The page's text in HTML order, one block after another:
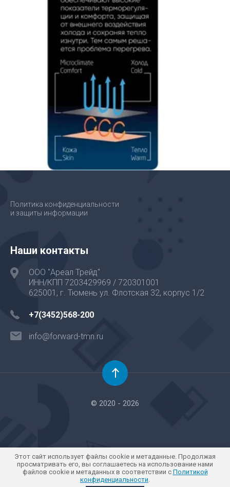
Этот сайт использует файлы cookie и метаданные. Продолжая
просматривать его, вы соглашаетесь на использование нами
файлов cookie и метаданных в соответствии с Политикой
конфиденциальности.
Политика конфиденциальности
и защиты информации
Наши контакты
ООО "Ареал Трейд"
ИНН/КПП 7203429969 / 720301001
625001, г. Тюмень ул. Флотская 32, корпус 1/2
+7(3452)568-200
info@forward-tmn.ru
© 2020 - 2026